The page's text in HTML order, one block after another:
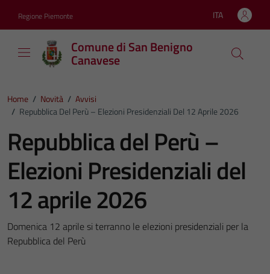
Regione Piemonte Lingua attiva:
ITA
Comune di San Benigno
Canavese
Home / Novità / Avvisi
/ Repubblica Del Perù – Elezioni Presidenziali Del 12 Aprile 2026
Repubblica del Perù –
Elezioni Presidenziali del
12 aprile 2026
Domenica 12 aprile si terranno le elezioni presidenziali per la
Repubblica del Perù